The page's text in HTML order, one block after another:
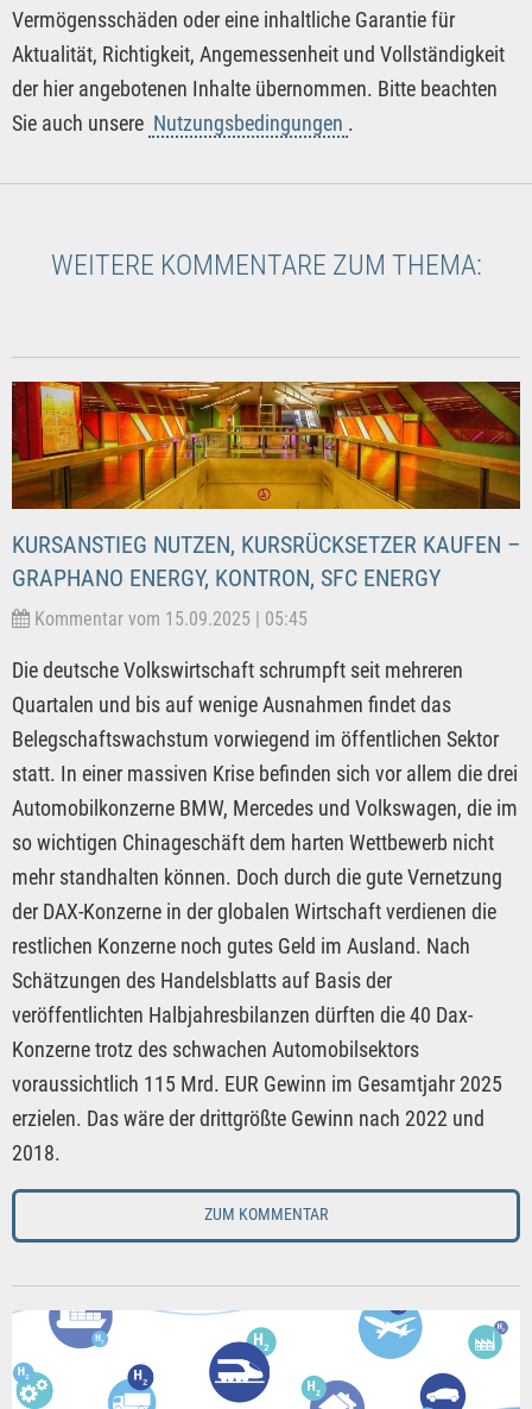
Vermögensschäden oder eine inhaltliche Garantie für
Aktualität, Richtigkeit, Angemessenheit und Vollständigkeit
der hier angebotenen Inhalte übernommen. Bitte beachten
Sie auch unsere Nutzungsbedingungen .
WEITERE KOMMENTARE ZUM THEMA:
KURSANSTIEG NUTZEN, KURSRÜCKSETZER KAUFEN –
GRAPHANO ENERGY, KONTRON, SFC ENERGY
Kommentar vom 15.09.2025 | 05:45
Die deutsche Volkswirtschaft schrumpft seit mehreren
Quartalen und bis auf wenige Ausnahmen findet das
Belegschaftswachstum vorwiegend im öffentlichen Sektor
statt. In einer massiven Krise befinden sich vor allem die drei
Automobilkonzerne BMW, Mercedes und Volkswagen, die im
so wichtigen Chinageschäft dem harten Wettbewerb nicht
mehr standhalten können. Doch durch die gute Vernetzung
der DAX-Konzerne in der globalen Wirtschaft verdienen die
restlichen Konzerne noch gutes Geld im Ausland. Nach
Schätzungen des Handelsblatts auf Basis der
veröffentlichten Halbjahresbilanzen dürften die 40 Dax-
Konzerne trotz des schwachen Automobilsektors
voraussichtlich 115 Mrd. EUR Gewinn im Gesamtjahr 2025
erzielen. Das wäre der drittgrößte Gewinn nach 2022 und
2018.
ZUM KOMMENTAR